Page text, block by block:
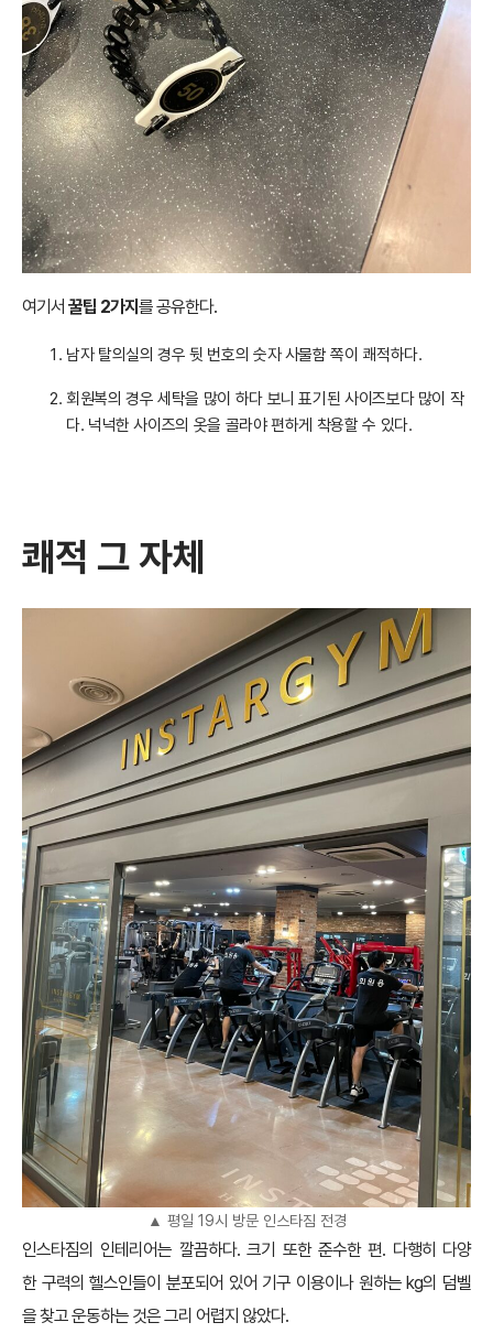
여기서 꿀팁 2가지를 공유한다.
남자 탈의실의 경우 뒷 번호의 숫자 사물함 쪽이 쾌적하다.
회원복의 경우 세탁을 많이 하다 보니 표기된 사이즈보다 많이 작
다. 넉넉한 사이즈의 옷을 골라야 편하게 착용할 수 있다.
쾌적 그 자체
▲ 평일 19시 방문 인스타짐 전경
인스타짐의 인테리어는 깔끔하다. 크기 또한 준수한 편. 다행히 다양
한 구력의 헬스인들이 분포되어 있어 기구 이용이나 원하는 kg의 덤벨
을 찾고 운동하는 것은 그리 어렵지 않았다.